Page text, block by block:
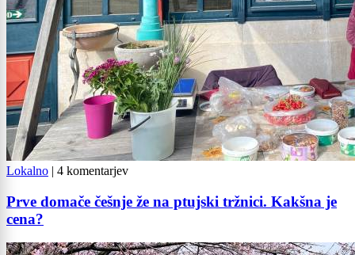
Lokalno | 4 komentarjev
Prve domače češnje že na ptujski tržnici. Kakšna je
cena?